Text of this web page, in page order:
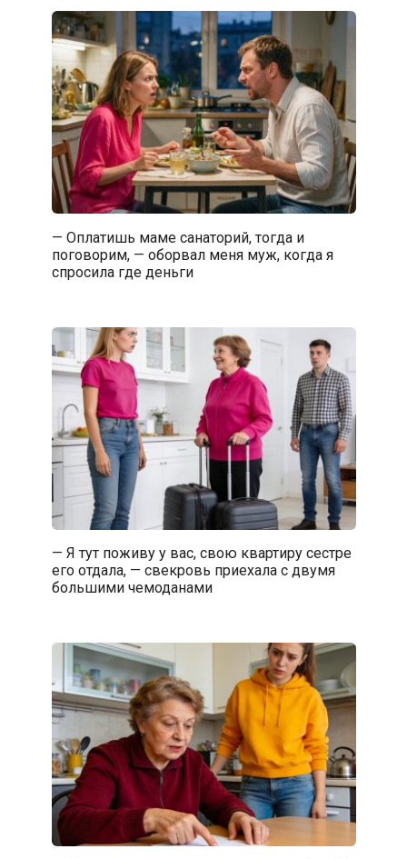
— Оплатишь маме санаторий, тогда и
поговорим, — оборвал меня муж, когда я
спросила где деньги
— Я тут поживу у вас, свою квартиру сестре
его отдала, — свекровь приехала с двумя
большими чемоданами